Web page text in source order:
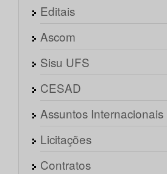
Editais
Ascom
Sisu UFS
CESAD
Assuntos Internacionais
Licitações
Contratos